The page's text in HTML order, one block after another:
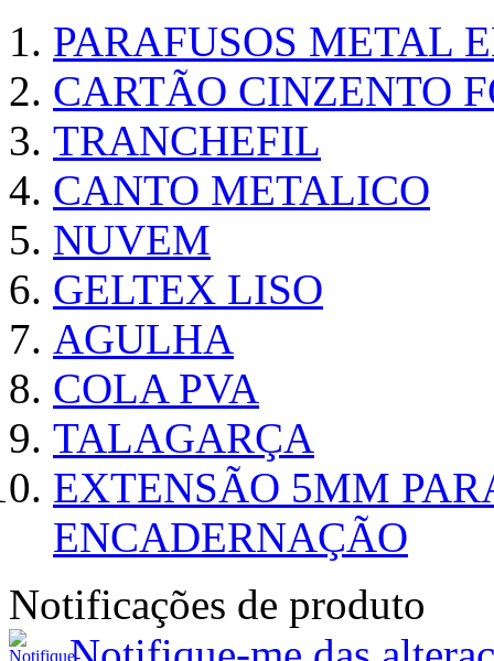
PARAFUSOS METAL
CARTÃO CINZENTO
TRANCHEFIL
CANTO METALICO
NUVEM
GELTEX LISO
AGULHA
COLA PVA
TALAGARÇA
EXTENSÃO 5MM
ENCADERNAÇÃO
Notificações de produto